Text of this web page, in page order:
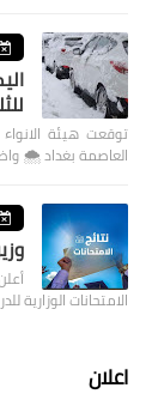
توقعت هيئة
العاصمة بغداد ⁦🌨️⁩ واضافت الهيئة ان غدا الاثنين …
الامتحانات الوزارية
اعلان